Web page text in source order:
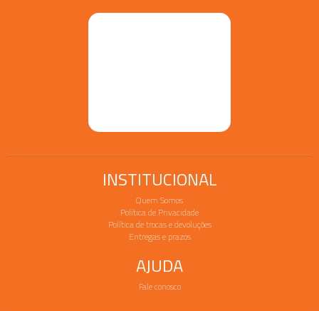
INSTITUCIONAL
Quem Somos
Política de Privacidade
Política de trocas e devoluções
Entregas e prazos
AJUDA
Fale conosco